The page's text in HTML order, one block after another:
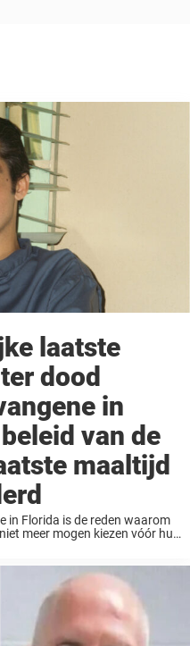
laatste
dood
in
van de
maaltijd
in Florida is de reden waarom
meer mogen kiezen vóór hun